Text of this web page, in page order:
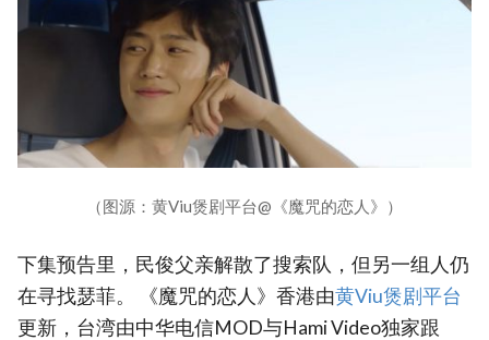
（图源：黄Viu煲剧平台@《魔咒的恋人》）
下集预告里，民俊父亲解散了搜索队，但另一组人仍
在寻找瑟菲。 《魔咒的恋人》香港由黄Viu煲剧平台
更新，台湾由中华电信MOD与Hami Video独家跟